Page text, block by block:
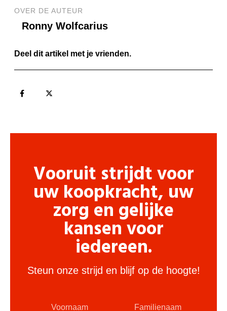
OVER DE AUTEUR
Ronny Wolfcarius
Deel dit artikel met je vrienden.
Vooruit strijdt voor
uw koopkracht, uw
zorg en gelijke
kansen voor
iedereen.
Steun onze strijd en blijf op de hoogte!